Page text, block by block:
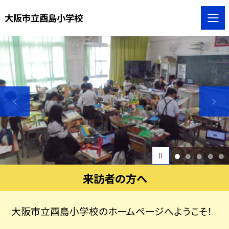
大阪市立酉島小学校
1 2 3 4 5
来訪者の方へ
大阪市立酉島小学校のホームページへようこそ！